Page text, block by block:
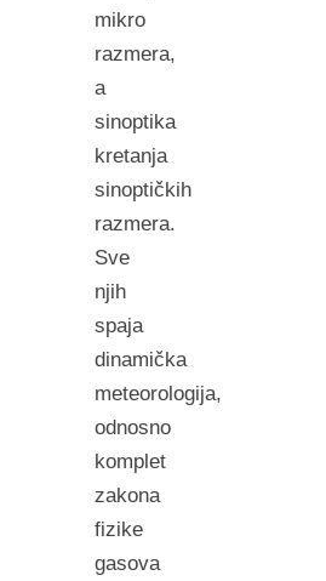
mikro
razmera,
a
sinoptika
kretanja
sinoptičkih
razmera.
Sve
njih
spaja
dinamička
meteorologija,
odnosno
komplet
zakona
fizike
gasova